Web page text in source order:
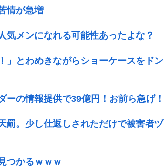
情が急増
気メンになれる可能性あったよな？
」とわめきながらショーケースをド
ーの情報提供で39億円！お前ら急げ！
。少し仕返しされただけで被害者ヅ
つかるｗｗｗ